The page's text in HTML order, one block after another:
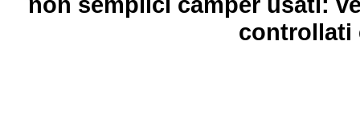
controllati